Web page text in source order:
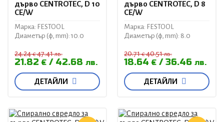
дърво CENTROTEC, D 10
CE/W
Марка: FESTOOL
Диаметър (ф, mm): 10.0
24.24€47.41лв.
21.82 € 42.68 лв.
ДЕТАЙЛИ
дърво CENTROTEC, D 8
CE/W
Марка: FESTOOL
Диаметър (ф, mm): 8.0
20.71€40.51лв.
18.64 € 36.46 лв.
ДЕТАЙЛИ